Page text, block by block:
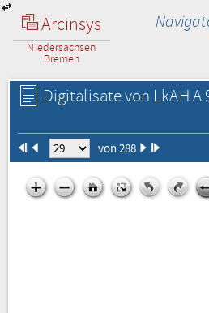
Arcinsys
Niedersachsen
Bremen
Digitalisate von LkAH A
von 288